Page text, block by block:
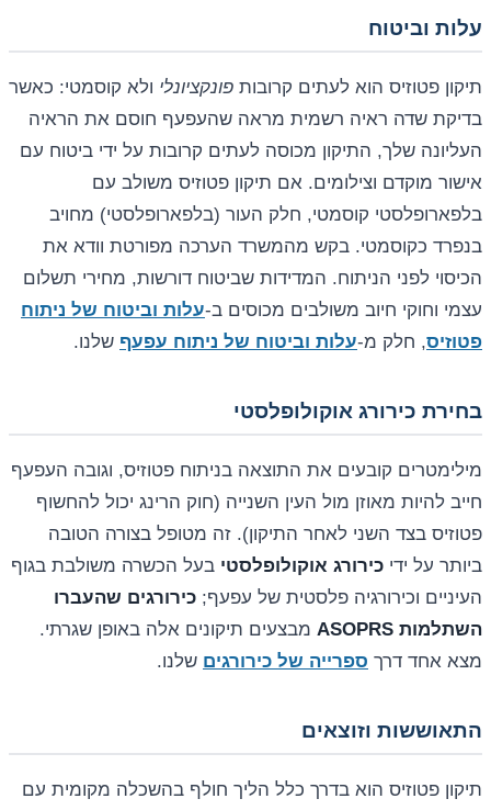
עלות וביטוח
תיקון פטוזיס הוא לעתים קרובות פונקציונלי ולא קוסמטי: כאשר
בדיקת שדה ראיה רשמית מראה שהעפעף חוסם את הראיה
העליונה שלך, התיקון מכוסה לעתים קרובות על ידי ביטוח עם
אישור מוקדם וצילומים. אם תיקון פטוזיס משולב עם
בלפארופלסטי קוסמטי, חלק העור (בלפארופלסטי) מחויב
בנפרד כקוסמטי. בקש מהמשרד הערכה מפורטת וודא את
הכיסוי לפני הניתוח. המדידות שביטוח דורשות, מחירי תשלום
עצמי וחוקי חיוב משולבים מכוסים ב-עלות וביטוח של ניתוח
פטוזיס, חלק מ-עלות וביטוח של ניתוח עפעף שלנו.
בחירת כירורג אוקולופלסטי
מילימטרים קובעים את התוצאה בניתוח פטוזיס, וגובה העפעף
חייב להיות מאוזן מול העין השנייה (חוק הרינג יכול להחשוף
פטוזיס בצד השני לאחר התיקון). זה מטופל בצורה הטובה
ביותר על ידי כירורג אוקולופלסטי בעל הכשרה משולבת בגוף
העיניים וכירורגיה פלסטית של עפעף; כירורגים שהעברו
השתלמות ASOPRS
מבצעים תיקונים אלה באופן שגרתי.
מצא אחד דרך ספרייה של כירורגים שלנו.
התאוששות וזוצאים
תיקון פטוזיס הוא בדרך כלל הליך חולף בהשכלה מקומית עם